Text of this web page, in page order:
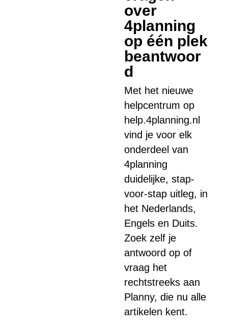
over
4planning
op één plek
beantwoor
d
Met het nieuwe
helpcentrum op
help.4planning.nl
vind je voor elk
onderdeel van
4planning
duidelijke, stap-
voor-stap uitleg, in
het Nederlands,
Engels en Duits.
Zoek zelf je
antwoord op of
vraag het
rechtstreeks aan
Planny, die nu alle
artikelen kent.